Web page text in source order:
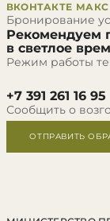
ВКОНТАКТЕ МАКС
Бронирование
Рекомендуем
в светлое
Режим работы
+7 391 261 16 95
Сообщить о
ОТПРАВИТЬ